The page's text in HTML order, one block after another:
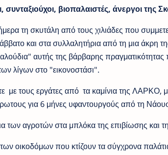
συνταξιούχοι, βιοπαλαιστές, άνεργοι της
τη σκυτάλη από τους χιλιάδες που
και στα συλλαλητήρια από τη μια άκρη
αυτής της βάρβαρης πραγματικότητας
λίγων στο "εικονοστάσι".
με τους εργάτες από τα καμίνια της ΛΑΡΚΟ,
για 6 μήνες υφαντουργούς από τη
των αγροτών στα μπλόκα της επιβίωσης και
οικοδόμων που κτίζουν τα σύγχρονα